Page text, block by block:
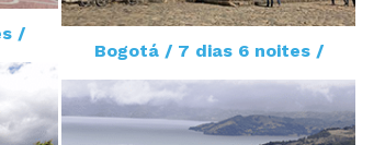
/
Bogotá / 7 dias 6 noites /